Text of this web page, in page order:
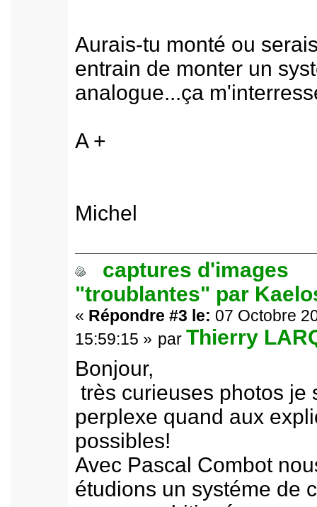
Aurais-tu monté ou
entrain de monter un
analogue...ça
A +
Michel
captures d'images
"troublantes" par
« Répondre #3 le: 07 Octobre
15:59:15 » par Thierry
Bonjour,
très curieuses photos je
perplexe quand aux
possibles!
Avec Pascal Combot
étudions un systéme de